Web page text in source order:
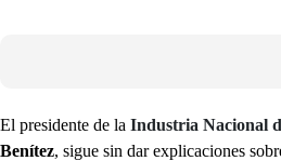
El presidente de la Industria Nacional
Benítez, sigue sin dar explicaciones